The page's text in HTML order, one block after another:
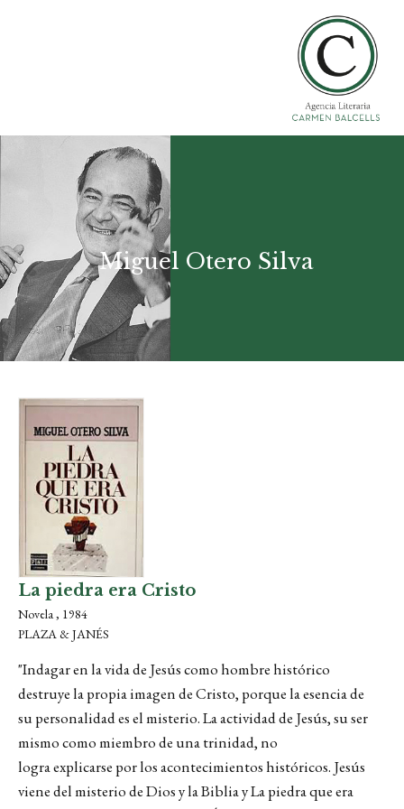
Miguel Otero Silva
La piedra era Cristo
Novela , 1984
PLAZA & JANÉS
"Indagar en la vida de Jesús como hombre histórico
destruye la propia imagen de Cristo, porque la esencia de
su personalidad es el misterio. La actividad de Jesús, su ser
mismo como miembro de una trinidad, no
logra explicarse por los acontecimientos históricos. Jesús
viene del misterio de Dios y la Biblia y La piedra que era